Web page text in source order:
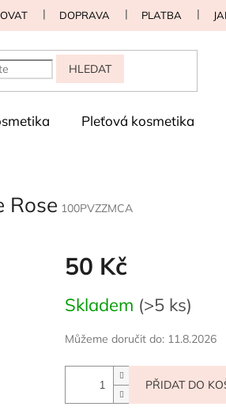
DOPRAVA PLATBA
HLEDAT
Pleťová kosmetika
Rose 100PVZZMCA
50 Kč
cena:
Skladem (>5 ks)
Můžeme doručit do: 11.8.2026
PŘIDAT DO